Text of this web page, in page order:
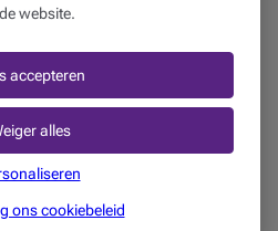
website.
accepteren
alles
ons cookiebeleid